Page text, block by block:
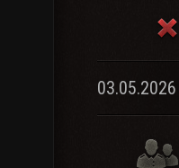
03.05.2026